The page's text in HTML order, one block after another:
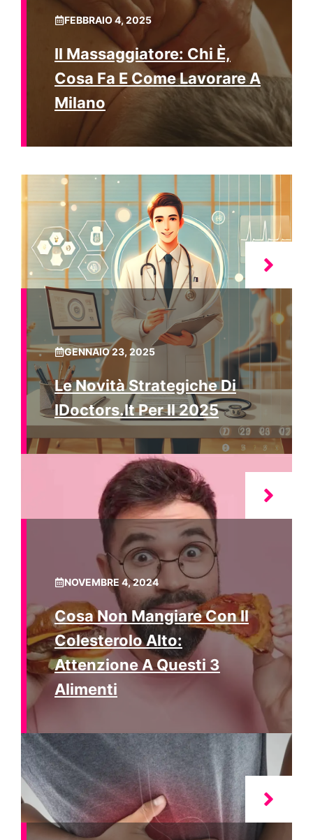
FEBBRAIO 4, 2025
Il Massaggiatore: Chi È,
Cosa Fa E Come Lavorare A
Milano
GENNAIO 23, 2025
Le Novità Strategiche Di
IDoctors.it Per Il 2025
NOVEMBRE 4, 2024
Cosa Non Mangiare Con Il
Colesterolo Alto:
Attenzione A Questi 3
Alimenti